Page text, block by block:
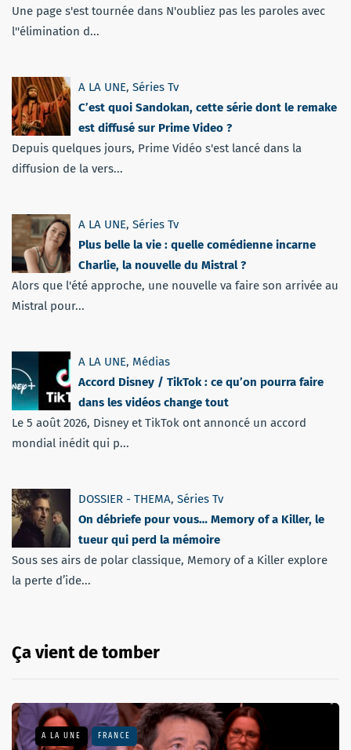
Une page s'est tournée dans N'oubliez pas les paroles avec
l''élimination d...
A LA UNE, Séries Tv
C’est quoi Sandokan, cette série dont le remake
est diffusé sur Prime Video ?
Depuis quelques jours, Prime Vidéo s'est lancé dans la
diffusion de la vers...
A LA UNE, Séries Tv
Plus belle la vie : quelle comédienne incarne
Charlie, la nouvelle du Mistral ?
Alors que l'été approche, une nouvelle va faire son arrivée au
Mistral pour...
A LA UNE, Médias
Accord Disney / TikTok : ce qu’on pourra faire
dans les vidéos change tout
Le 5 août 2026, Disney et TikTok ont annoncé un accord
mondial inédit qui p...
DOSSIER - THEMA, Séries Tv
On débriefe pour vous… Memory of a Killer, le
tueur qui perd la mémoire
Sous ses airs de polar classique, Memory of a Killer explore
la perte d’ide...
Ça vient de tomber
A LA UNE FRANCE